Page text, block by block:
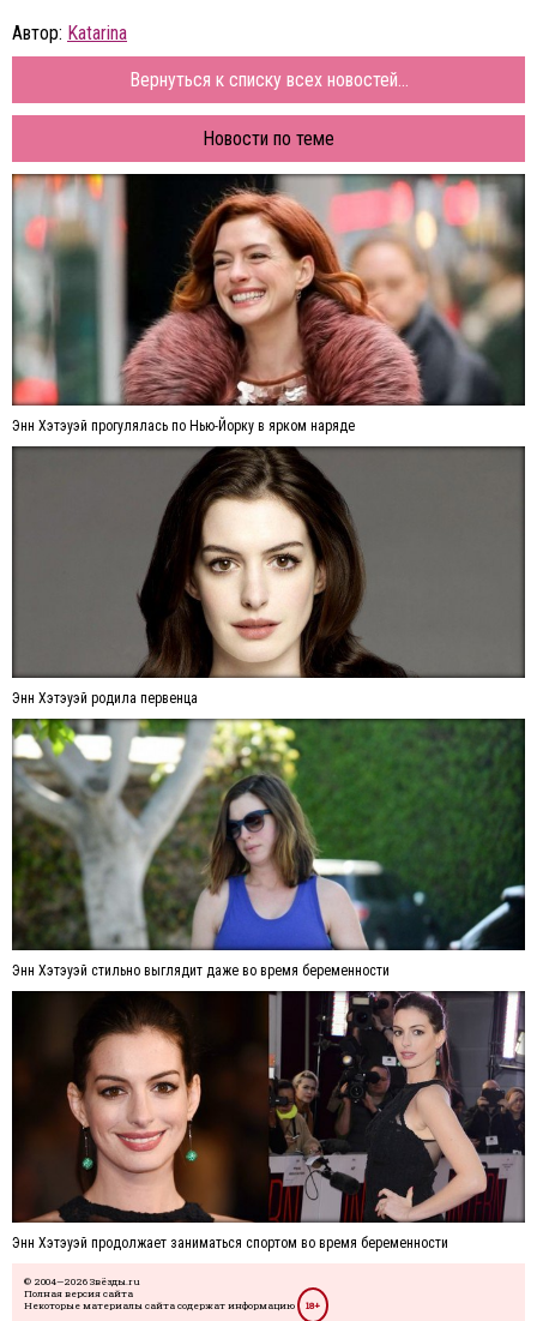
Автор: Katarina
Вернуться к списку всех новостей...
Новости по теме
Энн Хэтэуэй прогулялась по Нью-Йорку в ярком наряде
Энн Хэтэуэй родила первенца
Энн Хэтэуэй стильно выглядит даже во время беременности
Энн Хэтэуэй продолжает заниматься спортом во время беременности
© 2004—2026 Звёзды.ru
Полная версия сайта
Некоторые материалы сайта содержат информацию
18+